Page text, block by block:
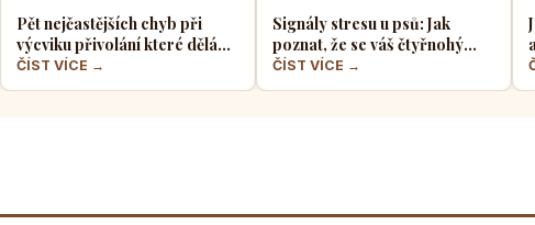
Pět nejčastějších chyb při
výcviku přivolání které dělá
většina pejskařů
ČÍST VÍCE →
Signály stresu u psů: Jak
poznat, že se váš čtyřnohý
přítel necítí komfortně
ČÍST VÍCE →